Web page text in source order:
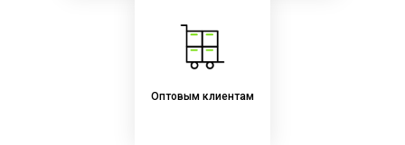
Оптовым клиентам